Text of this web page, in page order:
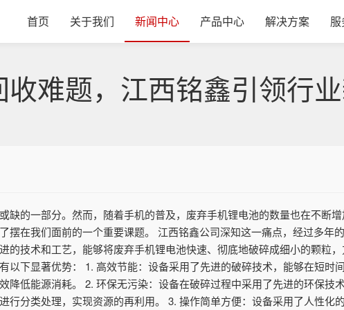
首页 关于我们 新闻中心 产品中心 解决方案
难题，江西铭鑫引领行
缺的一部分。然而，随着手机的普及，废弃手机锂电池的数量也在不断
摆在我们面前的一个重要课题。 江西铭鑫公司深知这一痛点，经过多年
的技术和工艺，能够将废弃手机锂电池快速、彻底地破碎成细小的颗粒
以下显著优势： 1. 高效节能：设备采用了先进的破碎技术，能够在短时
降低能源消耗。 2. 环保无污染：设备在破碎过程中采用了先进的环保技
行分类处理，实现资源的再利用。 3. 操作简单方便：设备采用了人性化